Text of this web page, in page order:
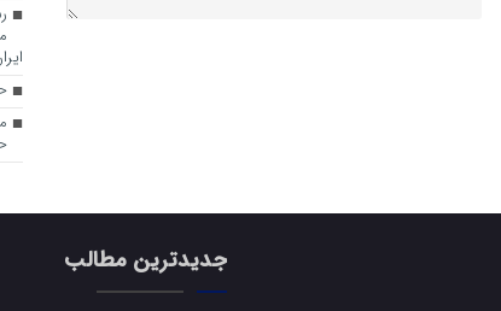
جدیدترین مطالب